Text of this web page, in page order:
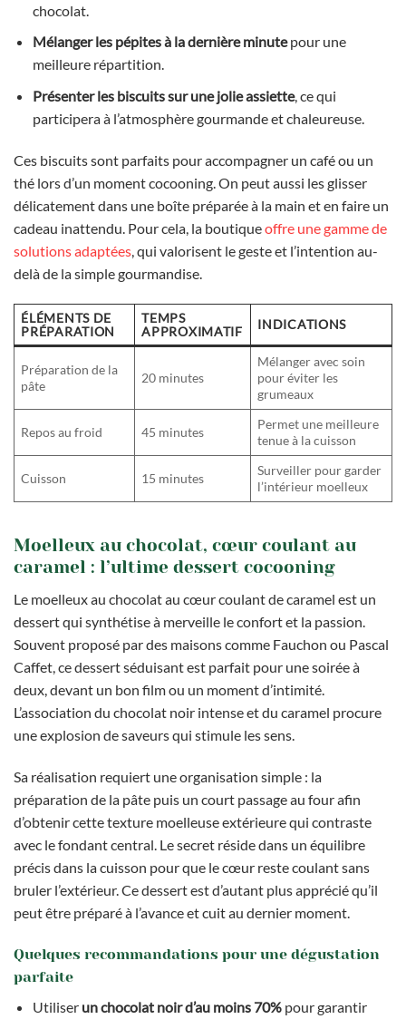
chocolat.
Mélanger les pépites à la dernière minutepour une
meilleure répartition.
Présenter les biscuits sur une jolie assiette, ce qui
participera à l’atmosphère gourmande et chaleureuse.
Ces biscuits sont parfaits pour accompagner un café ou un
thé lors d’un moment cocooning. On peut aussi les glisser
délicatement dans une boîte préparée à la main et en faire un
cadeau inattendu. Pour cela, la boutiqueoffre une gamme de
solutions adaptées , qui valorisent le geste et l’intention au-
delà de la simple gourmandise.
ÉLÉMENTS DE
PRÉPARATION
TEMPS
APPROXIMATIF
INDICATIONS
Préparation de la
pâte
20 minutes
Mélanger avec soin
pour éviter les
grumeaux
Repos au froid 45 minutes
Permet une meilleure
tenue à la cuisson
Cuisson 15 minutes
Surveiller pour garder
l’intérieur moelleux
Moelleux au chocolat, cœur coulant au
caramel : l’ultime dessert cocooning
Le moelleux au chocolat au cœur coulant de caramel est un
dessert qui synthétise à merveille le confort et la passion.
Souvent proposé par des maisons comme Fauchon ou Pascal
Caffet, ce dessert séduisant est parfait pour une soirée à
deux, devant un bon film ou un moment d’intimité.
L’association du chocolat noir intense et du caramel procure
une explosion de saveurs qui stimule les sens.
Sa réalisation requiert une organisation simple : la
préparation de la pâte puis un court passage au four afin
d’obtenir cette texture moelleuse extérieure qui contraste
avec le fondant central. Le secret réside dans un équilibre
précis dans la cuisson pour que le cœur reste coulant sans
bruler l’extérieur. Ce dessert est d’autant plus apprécié qu’il
peut être préparé à l’avance et cuit au dernier moment.
Quelques recommandations pour une dégustation
parfaite
Utiliser un chocolat noir d’au moins 70%pour garantir